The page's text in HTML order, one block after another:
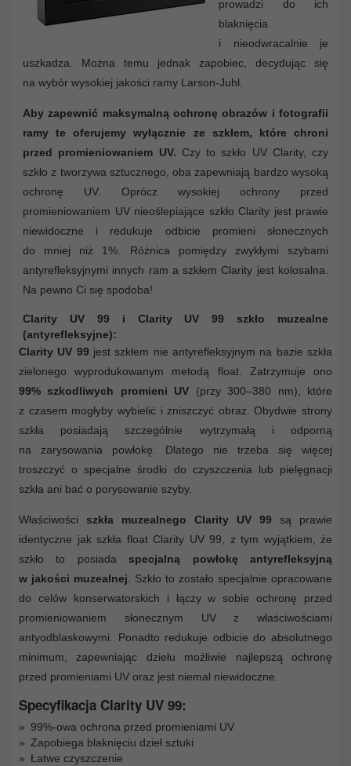
prowadzi do ich
blaknięcia
i nieodwracalnie je
uszkadza. Można temu jednak zapobiec, decydując się
na wybór wysokiej jakości ramy Larson-Juhl.
Aby zapewnić maksymalną ochronę obrazów i fotografii
ramy te oferujemy wyłącznie ze szkłem, które chroni
przed promieniowaniem UV. Czy to szkło UV Clarity, czy
szkło z tworzywa sztucznego, oba zapewniają bardzo wysoką
ochronę UV. Oprócz wysokiej ochrony przed
promieniowaniem UV nieoślepiające szkło Clarity jest prawie
niewidoczne i redukuje odbicie promieni słonecznych
do mniej niż 1%. Różnica pomiędzy zwykłymi szybami
antyrefleksyjnymi innych ram a szkłem Clarity jest kolosalna.
Na pewno Ci się spodoba!
Clarity UV 99 i Clarity UV 99 szkło muzealne
(antyrefleksyjne):
Clarity UV 99 jest szkłem nie antyrefleksyjnym na bazie szkła
zielonego wyprodukowanym metodą float. Zatrzymuje ono
99% szkodliwych promieni UV (przy 300–380 nm), które
z czasem mogłyby wybielić i zniszczyć obraz. Obydwie strony
szkła posiadają szczególnie wytrzymałą i odporną
na zarysowania powłokę. Dlatego nie trzeba się więcej
troszczyć o specjalne środki do czyszczenia lub pielęgnacji
szkła ani bać o porysowanie szyby.
Właściwości szkła muzealnego Clarity UV 99 są prawie
identyczne jak szkła float Clarity UV 99, z tym wyjątkiem, że
szkło to posiada specjalną powłokę antyrefleksyjną
w jakości muzealnej . Szkło to zostało specjalnie opracowane
do celów konserwatorskich i łączy w sobie ochronę przed
promieniowaniem słonecznym UV z właściwościami
antyodblaskowymi. Ponadto redukuje odbicie do absolutnego
minimum, zapewniając dziełu możliwie najlepszą ochronę
przed promieniami UV oraz jest niemal niewidoczne.
Specyfikacja Clarity UV 99:
99%-owa ochrona przed promieniami UV
Zapobiega blaknięciu dzieł sztuki
Łatwe czyszczenie